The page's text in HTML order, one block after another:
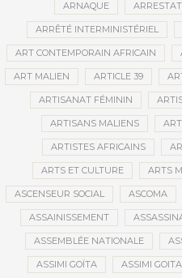
ARNAQUE
ARRÊTÉ INTERMINISTÉRIEL
ART CONTEMPORAIN AFRICAIN
ART MALIEN ARTICLE 39
ARTISANAT FÉMININ
ARTISANS MALIENS
ARTISTES AFRICAINS
ARTS ET CULTURE ARTS
ASCENSEUR SOCIAL ASCOMA
ASSAINISSEMENT
ASSEMBLÉE NATIONALE
ASSIMI GOÏTA ASSIMI GOITA